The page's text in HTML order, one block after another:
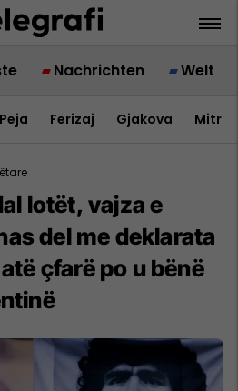
Nachrichten Welt
Peja Ferizaj Gjakova
lotët, vajza e
del me deklarata
çfarë po u bënë